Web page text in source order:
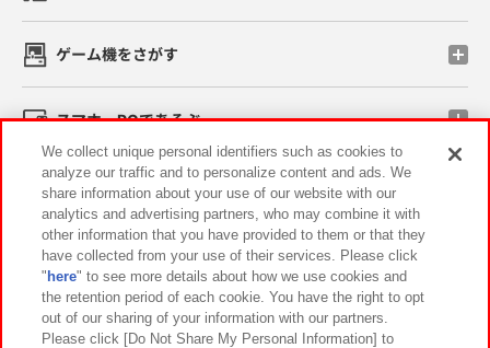
ゲーム機をさがす
スマホ・PCであそぶ
イベント・キャンペーン
関連会社 サステナビリティ サイトポリシー
プライバシーポリシー ウェブアクセシビリティ方針と検証結果
We collect unique personal identifiers such as cookies to
analyze our traffic and to personalize content and ads. We
share information about your use of our website with our
analytics and advertising partners, who may combine it with
other information that you have provided to them or that they
have collected from your use of their services. Please click
" here" to see more details about how we use cookies and
the retention period of each cookie. You have the right to opt
out of our sharing of your information with our partners.
Please click [Do Not Share My Personal Information] to